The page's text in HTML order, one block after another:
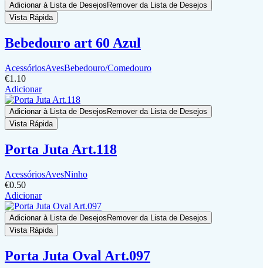
Adicionar à Lista de Desejos Remover da Lista de Desejos
Vista Rápida
Bebedouro art 60 Azul
AcessóriosAvesBebedouro/Comedouro
€1.10
Adicionar
Adicionar à Lista de Desejos Remover da Lista de Desejos
Vista Rápida
Porta Juta Art.118
AcessóriosAvesNinho
€0.50
Adicionar
Adicionar à Lista de DesejosRemover da Lista de Desejos
Vista Rápida
Porta Juta Oval Art.097